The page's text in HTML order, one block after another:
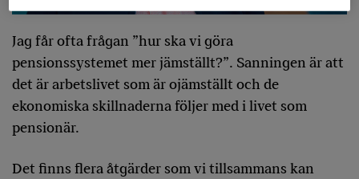
Jag får ofta frågan ”hur ska vi göra
pensionssystemet mer jämställt?”. Sanningen är att
det är arbetslivet som är ojämställt och de
ekonomiska skillnaderna följer med i livet som
pensionär.
Det finns flera åtgärder som vi tillsammans kan